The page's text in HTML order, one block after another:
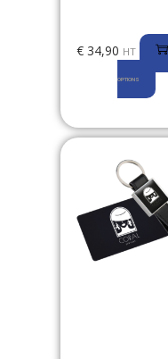
€ 34,90 HT
OPTIONS